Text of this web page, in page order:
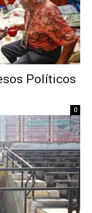
Políticos
0